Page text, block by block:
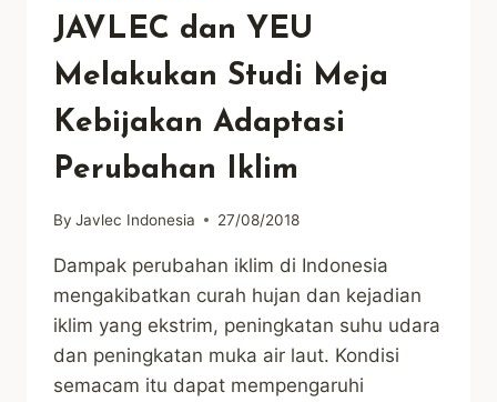
JAVLEC dan YEU
Melakukan Studi Meja
Kebijakan Adaptasi
Perubahan Iklim
By Javlec Indonesia 27/08/2018
Dampak perubahan iklim di Indonesia
mengakibatkan curah hujan dan kejadian
iklim yang ekstrim, peningkatan suhu udara
dan peningkatan muka air laut. Kondisi
semacam itu dapat mempengaruhi